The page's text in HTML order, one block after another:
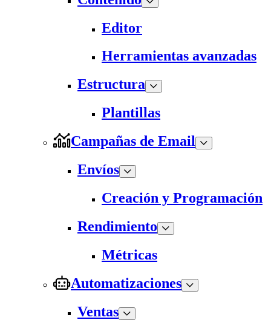
Editor
Herramientas avanzadas
Estructura
Plantillas
Campañas de Email
Envíos
Creación y Programación
Rendimiento
Métricas
Automatizaciones
Ventas